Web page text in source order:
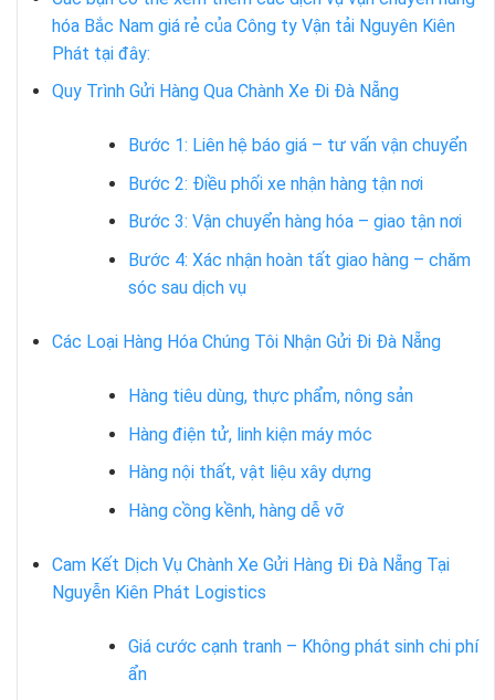
hóa Bắc Nam giá rẻ của Công ty Vận tải Nguyên Kiên
Phát tại đây:
Quy Trình Gửi Hàng Qua Chành Xe Đi Đà Nẵng
Bước 1: Liên hệ báo giá – tư vấn vận chuyển
Bước 2: Điều phối xe nhận hàng tận nơi
Bước 3: Vận chuyển hàng hóa – giao tận nơi
Bước 4: Xác nhận hoàn tất giao hàng – chăm
sóc sau dịch vụ
Các Loại Hàng Hóa Chúng Tôi Nhận Gửi Đi Đà Nẵng
Hàng tiêu dùng, thực phẩm, nông sản
Hàng điện tử, linh kiện máy móc
Hàng nội thất, vật liệu xây dựng
Hàng cồng kềnh, hàng dễ vỡ
Cam Kết Dịch Vụ Chành Xe Gửi Hàng Đi Đà Nẵng Tại
Nguyễn Kiên Phát Logistics
Giá cước cạnh tranh – Không phát sinh chi phí
ẩn